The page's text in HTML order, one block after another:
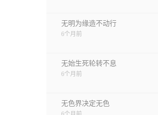
无明为缘造不动行
6个月前
无始生死轮转不息
6个月前
无色界决定无色